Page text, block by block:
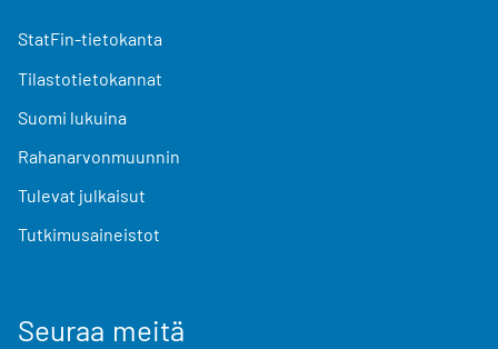
StatFin-tietokanta
Tilastotietokannat
Suomi lukuina
Rahanarvonmuunnin
Tulevat julkaisut
Tutkimusaineistot
Seuraa meitä